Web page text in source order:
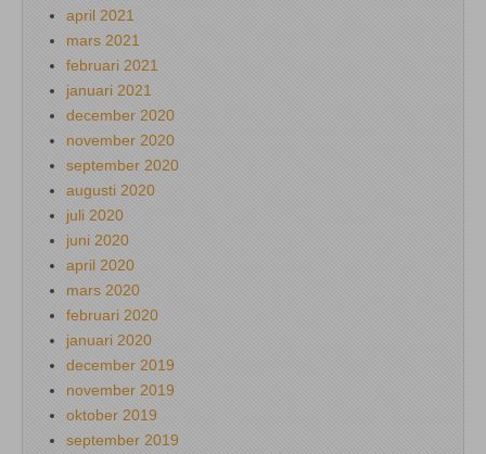
april 2021
mars 2021
februari 2021
januari 2021
december 2020
november 2020
september 2020
augusti 2020
juli 2020
juni 2020
april 2020
mars 2020
februari 2020
januari 2020
december 2019
november 2019
oktober 2019
september 2019